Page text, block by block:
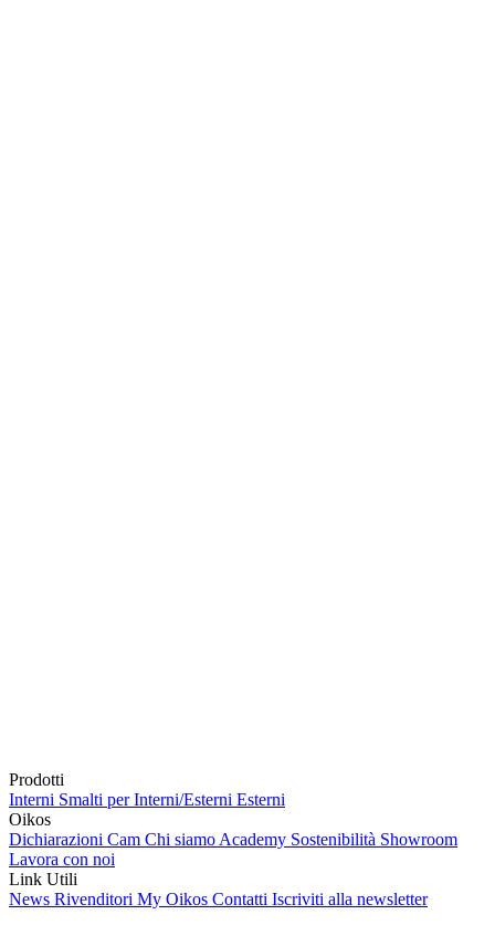
Prodotti
Interni Smalti per Interni/Esterni Esterni
Oikos
Dichiarazioni Cam Chi siamo Academy Sostenibilità Showroom
Lavora con noi
Link Utili
News Rivenditori My Oikos Contatti Iscriviti alla newsletter